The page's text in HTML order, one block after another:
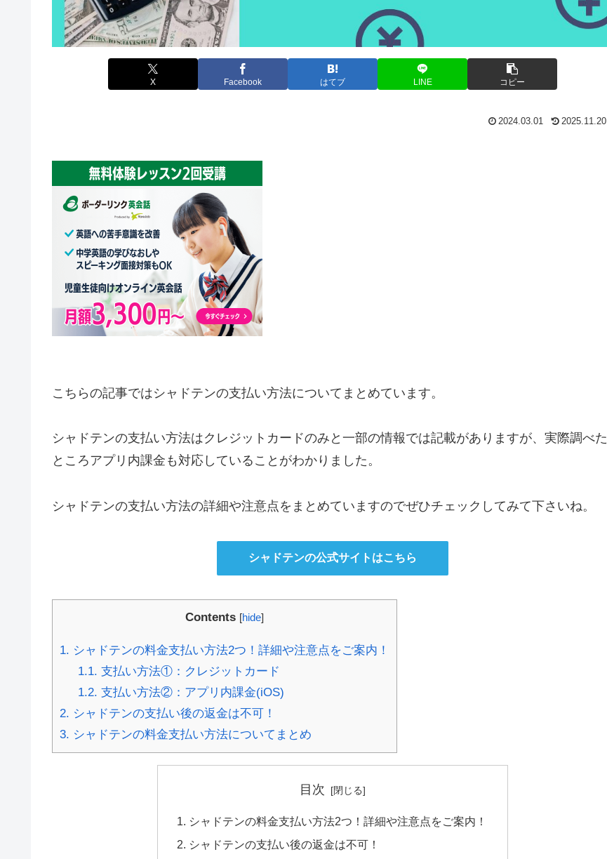
X Facebook はてブ LINE コピー
2024.03.01 2025.11.20
こちらの記事ではシャドテンの支払い方法についてまとめています。
シャドテンの支払い方法はクレジットカードのみと一部の情報では記載がありますが、実際調べた
ところアプリ内課金も対応していることがわかりました。
シャドテンの支払い方法の詳細や注意点をまとめていますのでぜひチェックしてみて下さいね。
シャドテンの公式サイトはこちら
Contents [hide]
1. シャドテンの料金支払い方法2つ！詳細や注意点をご案内！
1.1. 支払い方法①：クレジットカード
1.2. 支払い方法②：アプリ内課金(iOS)
2. シャドテンの支払い後の返金は不可！
3. シャドテンの料金支払い方法についてまとめ
目次
シャドテンの料金支払い方法2つ！詳細や注意点をご案内！
シャドテンの支払い後の返金は不可！